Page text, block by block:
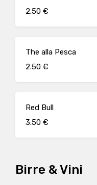
2.50 €
The alla Pesca
2.50 €
Red Bull
3.50 €
Birre & Vini